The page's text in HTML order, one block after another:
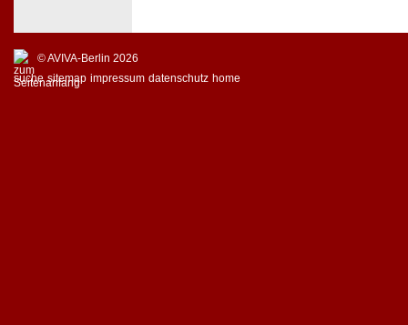
© AVIVA-Berlin 2026
suche sitemap impressum datenschutz home